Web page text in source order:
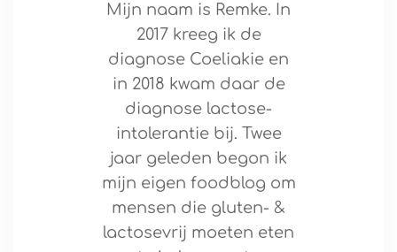
Mijn naam is Remke. In
2017 kreeg ik de
diagnose Coeliakie en
in 2018 kwam daar de
diagnose lactose-
intolerantie bij. Twee
jaar geleden begon ik
mijn eigen foodblog om
mensen die gluten- &
lactosevrij moeten eten